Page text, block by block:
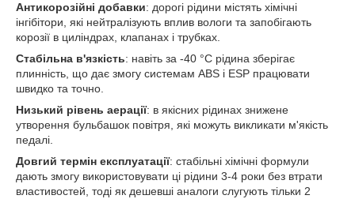
Антикорозійні добавки: дорогі рідини містять хімічні
інгібітори, які нейтралізують вплив вологи та запобігають
корозії в циліндрах, клапанах і трубках.
Стабільна в'язкість: навіть за -40 °C рідина зберігає
плинність, що дає змогу системам ABS і ESP працювати
швидко та точно.
Низький рівень аерації: в якісних рідинах знижене
утворення бульбашок повітря, які можуть викликати м'якість
педалі.
Довгий термін експлуатації: стабільні хімічні формули
дають змогу використовувати ці рідини 3-4 роки без втрати
властивостей, тоді як дешевші аналоги слугують тільки 2